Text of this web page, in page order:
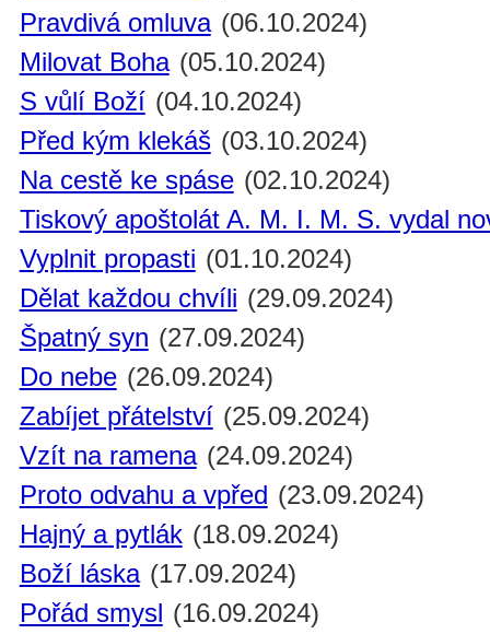
Pravdivá omluva (06.10.2024)
Milovat Boha (05.10.2024)
S vůlí Boží (04.10.2024)
Před kým klekáš (03.10.2024)
Na cestě ke spáse (02.10.2024)
Tiskový apoštolát A. M. I. M. S. vydal
Vyplnit propasti (01.10.2024)
Dělat každou chvíli (29.09.2024)
Špatný syn (27.09.2024)
Do nebe (26.09.2024)
Zabíjet přátelství (25.09.2024)
Vzít na ramena (24.09.2024)
Proto odvahu a vpřed (23.09.2024)
Hajný a pytlák (18.09.2024)
Boží láska (17.09.2024)
Pořád smysl (16.09.2024)